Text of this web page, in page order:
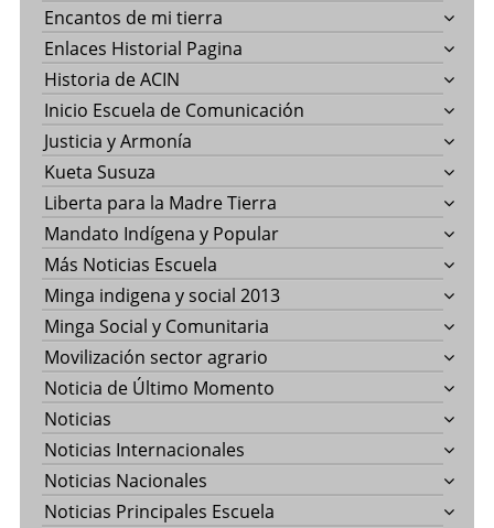
Encantos de mi tierra
Enlaces Historial Pagina
Historia de ACIN
Inicio Escuela de Comunicación
Justicia y Armonía
Kueta Susuza
Liberta para la Madre Tierra
Mandato Indígena y Popular
Más Noticias Escuela
Minga indigena y social 2013
Minga Social y Comunitaria
Movilización sector agrario
Noticia de Último Momento
Noticias
Noticias Internacionales
Noticias Nacionales
Noticias Principales Escuela